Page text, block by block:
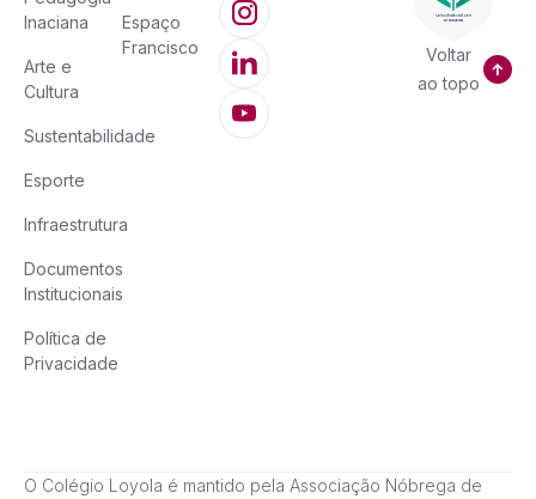
Inaciana
Arte e
Cultura
Sustentabilidade
Esporte
Infraestrutura
Documentos
Institucionais
Política de
Privacidade
Espaço
Francisco
Voltar
ao topo
O Colégio Loyola é mantido pela Associação Nóbrega de